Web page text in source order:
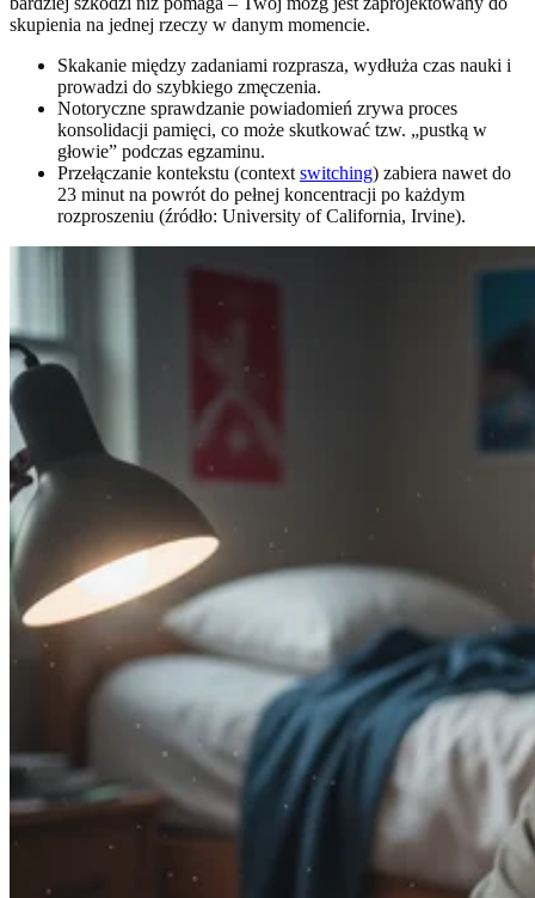
skupienia na jednej rzeczy w danym momencie.
Skakanie między zadaniami rozprasza, wydłuża czas nauki i
prowadzi do szybkiego zmęczenia.
Notoryczne sprawdzanie powiadomień zrywa proces
konsolidacji pamięci, co może skutkować tzw. „pustką w
głowie” podczas egzaminu.
Przełączanie kontekstu (context switching) zabiera nawet do
23 minut na powrót do pełnej koncentracji po każdym
rozproszeniu (źródło: University of California, Irvine).